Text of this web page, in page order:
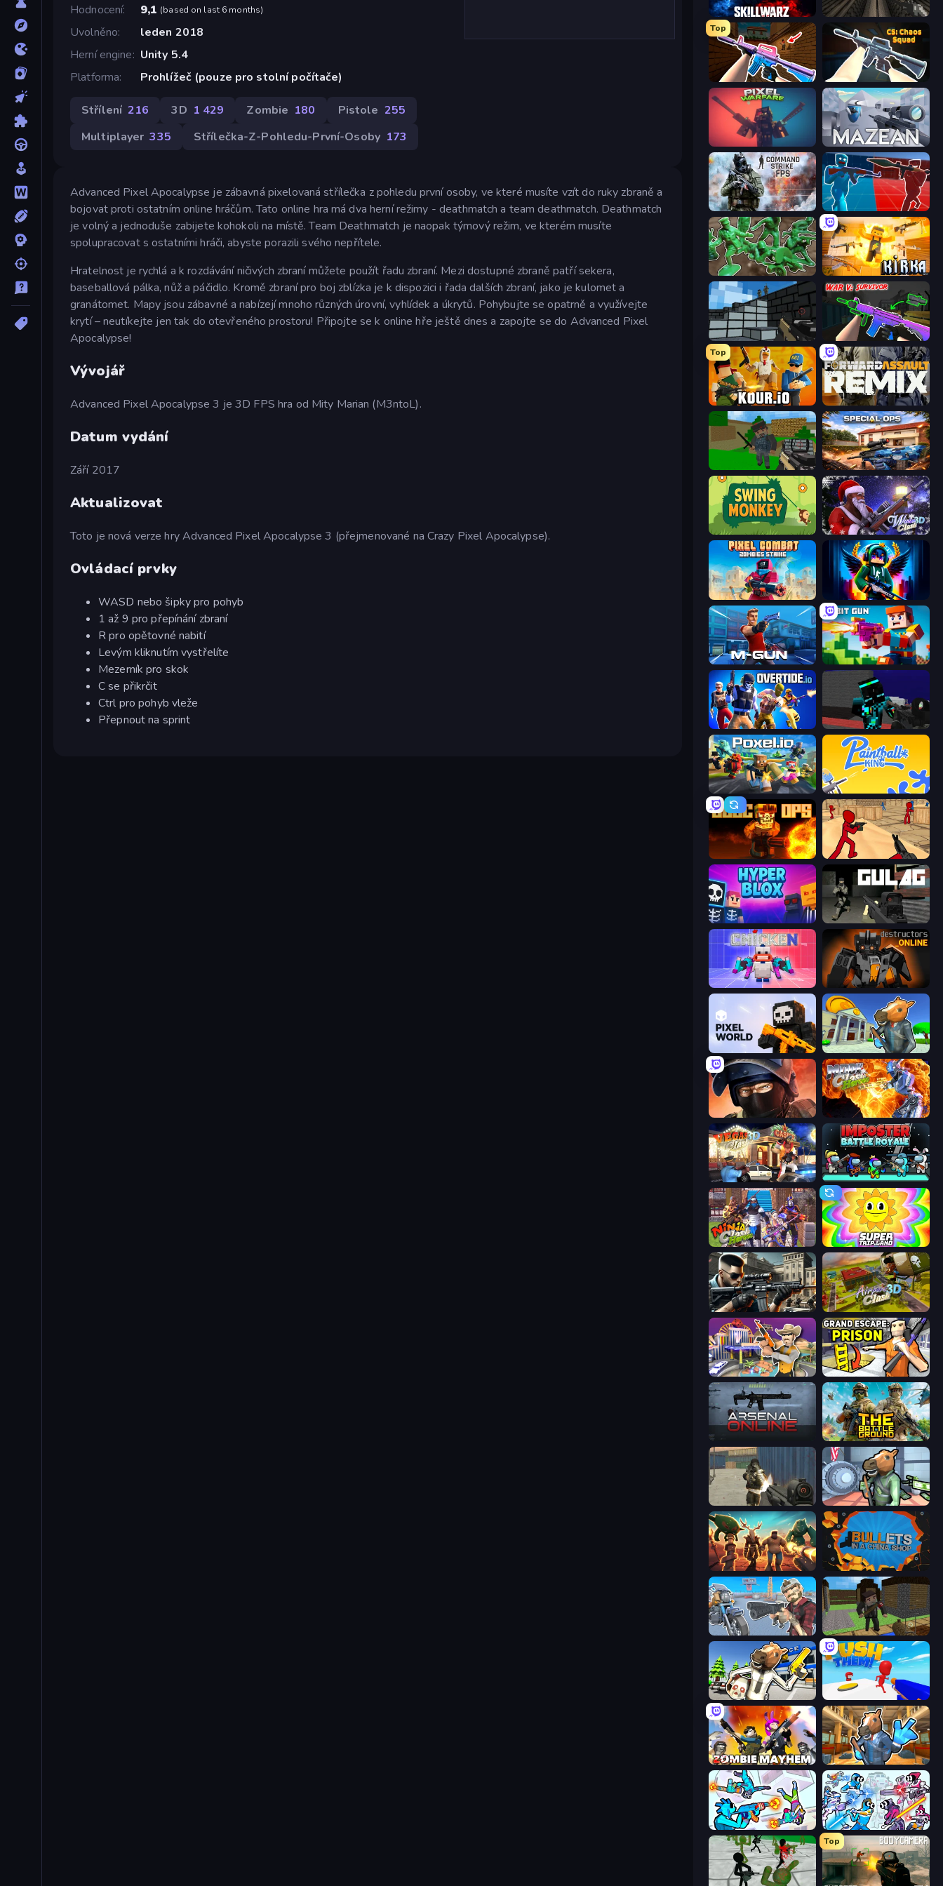
Hodnocení 9,1 (based on last 6 months)
Uvolněno
leden 2018
Herní engine
Unity 5.4
Platforma
Prohlížeč (pouze pro stolní počítače)
Střílení 216 3D 1 429 Zombie 180 Pistole 255
Multiplayer 335 Střílečka-Z-Pohledu-První-Osoby 173
Advanced Pixel Apocalypse je zábavná pixelovaná střílečka z pohledu první osoby, ve které musíte vzít do ruky zbraně a
bojovat proti ostatním online hráčům. Tato online hra má dva herní režimy - deathmatch a team deathmatch. Deathmatch
je volný a jednoduše zabijete kohokoli na místě. Team Deathmatch je naopak týmový režim, ve kterém musíte
spolupracovat s ostatními hráči, abyste porazili svého nepřítele.
Hratelnost je rychlá a k rozdávání ničivých zbraní můžete použít řadu zbraní. Mezi dostupné zbraně patří sekera,
baseballová pálka, nůž a páčidlo. Kromě zbraní pro boj zblízka je k dispozici i řada dalších zbraní, jako je kulomet a
granátomet. Mapy jsou zábavné a nabízejí mnoho různých úrovní, vyhlídek a úkrytů. Pohybujte se opatrně a využívejte
krytí – neutíkejte jen tak do otevřeného prostoru! Připojte se k online hře ještě dnes a zapojte se do Advanced Pixel
Apocalypse!
Vývojář
Advanced Pixel Apocalypse 3 je 3D FPS hra od Mity Marian (M3ntoL).
Datum vydání
Září 2017
Aktualizovat
Toto je nová verze hry Advanced Pixel Apocalypse 3 (přejmenované na Crazy Pixel Apocalypse).
Ovládací prvky
WASD nebo šipky pro pohyb
1 až 9 pro přepínání zbraní
R pro opětovné nabití
Levým kliknutím vystřelíte
Mezerník pro skok
C se přikrčit
Ctrl pro pohyb vleže
Přepnout na sprint
SkillWarz SURF
Top
KS Z CS: Chaos Squad
Pixel Warfare Mazean
Command Strike FPS Battle of the Soldiers: Red vs Blue
Soldiers - Capture and Control! Kirka.io
Pixel Gun 3D War V: Survivor
Top
Kour.io Forward Assault Remix
Crazy Pixel Apocalypse Special Ops: GO
Swing Monkey Winter Clash 3D
Pixel Combat: Zombies Strike
Muscle Gun.IO Bit Gun.io
Overtide.io Pixel Wars of Hero
Poxel.io Paintball King
BLOCOPS Stickman Counter Terror Strike
Hyperblox Shooting Gulag
Chicken CS Destructors Online
Pixel World Bank Robbery 3
Bullet Force Moon Clash Heroes
Vegas Clash 3D Imposter Battle Royale
Ninja Clash Heroes SuperTrip.Land
Sure Shot Airport Clash 3D
Casino Robbery Grand Escape: Prison
Arsenal Online The Battleground
Masked Forces Bank Robbery
Horde Crusher BULLets in a China Shop
Shoot and Drive Block Pixel Gun Apocalypse 3
Bank Robbery: Escape
Zombie Mayhem Bank Robbery 2
Gravity Arena Shooter Space Wars Battleground
Top